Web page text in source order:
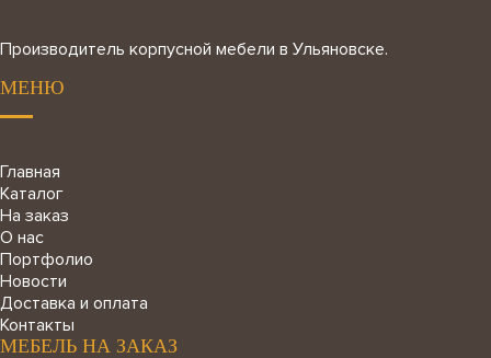
Производитель корпусной мебели в Ульяновске.
МЕНЮ
Главная
Каталог
На заказ
О нас
Портфолио
Новости
Доставка и оплата
Контакты
МЕБЕЛЬ НА ЗАКАЗ